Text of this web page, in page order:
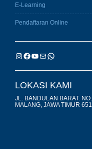
E-Learning
Pendaftaran Online
LOKASI KAMI
JL. BANDULAN BARAT.
MALANG, JAWA TIMUR